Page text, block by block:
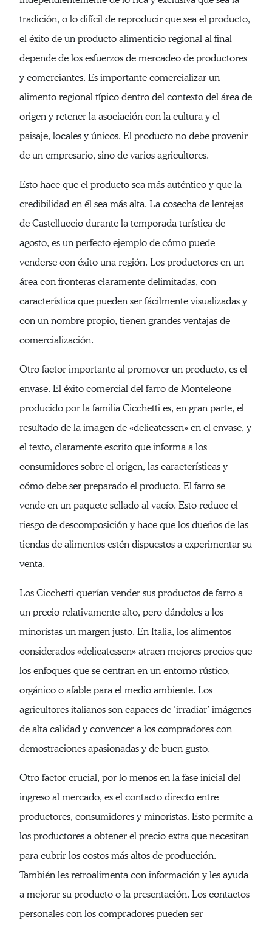
tradición, o lo difícil de reproducir que sea el producto,
el éxito de un producto alimenticio regional al final
depende de los esfuerzos de mercadeo de productores
y comerciantes. Es importante comercializar un
alimento regional típico dentro del contexto del área de
origen y retener la asociación con la cultura y el
paisaje, locales y únicos. El producto no debe provenir
de un empresario, sino de varios agricultores.
Esto hace que el producto sea más auténtico y que la
credibilidad en él sea más alta. La cosecha de lentejas
de Castelluccio durante la temporada turística de
agosto, es un perfecto ejemplo de cómo puede
venderse con éxito una región. Los productores en un
área con fronteras claramente delimitadas, con
característica que pueden ser fácilmente visualizadas y
con un nombre propio, tienen grandes ventajas de
comercialización.
Otro factor importante al promover un producto, es el
envase. El éxito comercial del farro de Monteleone
producido por la familia Cicchetti es, en gran parte, el
resultado de la imagen de «delicatessen» en el envase, y
el texto, claramente escrito que informa a los
consumidores sobre el origen, las características y
cómo debe ser preparado el producto. El farro se
vende en un paquete sellado al vacío. Esto reduce el
riesgo de descomposición y hace que los dueños de las
tiendas de alimentos estén dispuestos a experimentar su
venta.
Los Cicchetti querían vender sus productos de farro a
un precio relativamente alto, pero dándoles a los
minoristas un margen justo. En Italia, los alimentos
considerados «delicatessen» atraen mejores precios que
los enfoques que se centran en un entorno rústico,
orgánico o afable para el medio ambiente. Los
agricultores italianos son capaces de ‘irradiar’ imágenes
de alta calidad y convencer a los compradores con
demostraciones apasionadas y de buen gusto.
Otro factor crucial, por lo menos en la fase inicial del
ingreso al mercado, es el contacto directo entre
productores, consumidores y minoristas. Esto permite a
los productores a obtener el precio extra que necesitan
para cubrir los costos más altos de producción.
También les retroalimenta con información y les ayuda
a mejorar su producto o la presentación. Los contactos
personales con los compradores pueden ser